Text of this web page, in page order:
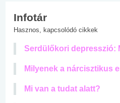
Infotár
Hasznos, kapcsolódó cikkek
Serdülőkori depresszió:
Milyenek a nárcisztikus
Mi van a tudat alatt?